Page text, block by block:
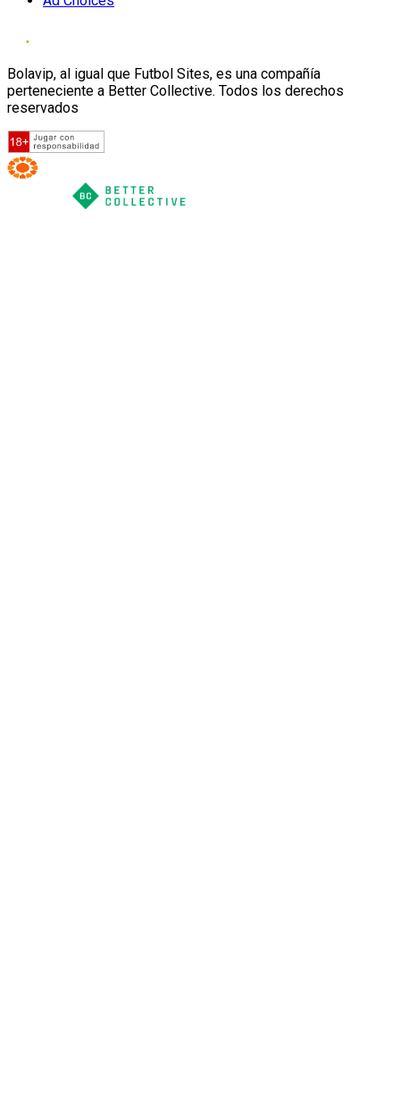
Bolavip, al igual que Futbol Sites, es una compañía
perteneciente a Better Collective. Todos los derechos
reservados